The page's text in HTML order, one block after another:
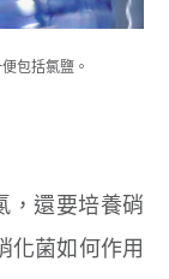
包括氯鹽。
，還要培養硝
化菌如何作用